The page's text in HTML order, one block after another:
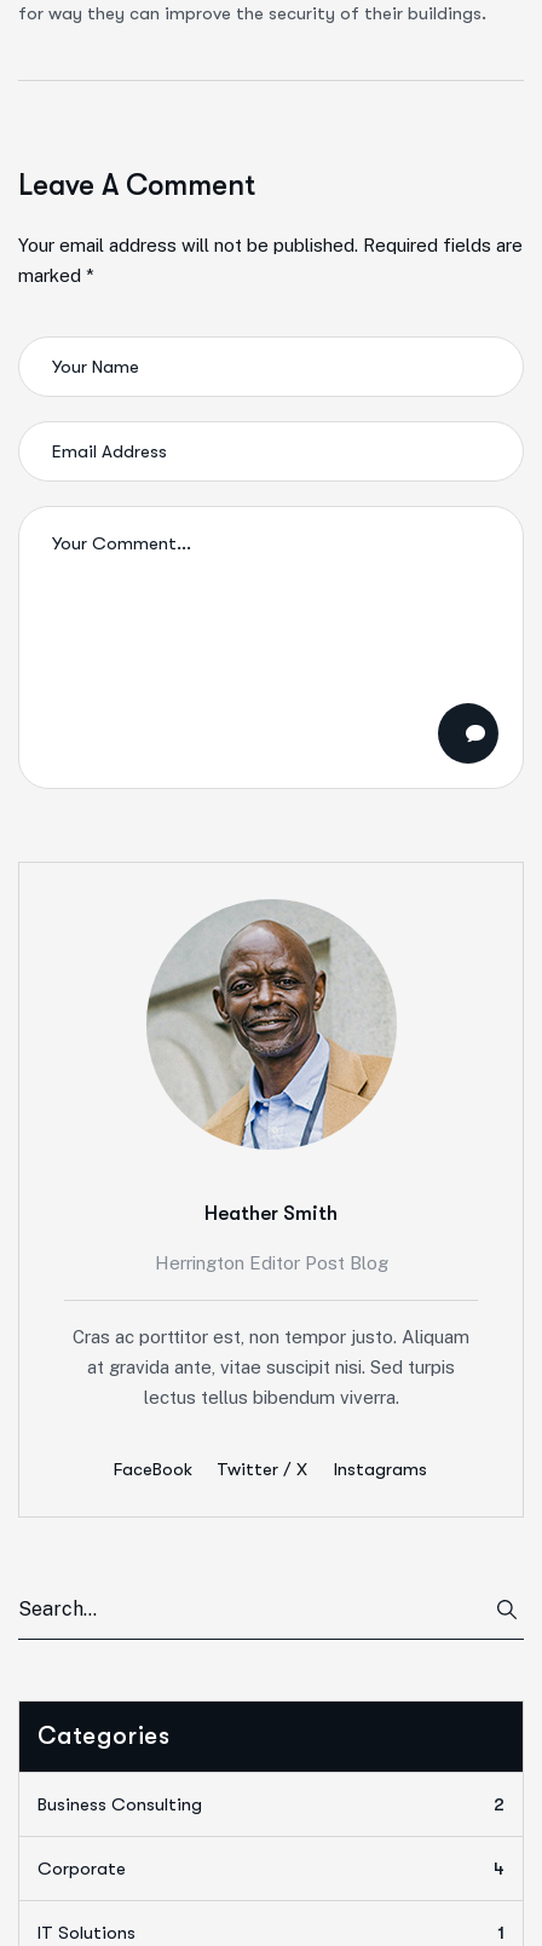
for way they can improve the security of their buildings.
Leave A Comment
Your email address will not be published. Required fields are
marked *
Heather Smith
Herrington Editor Post Blog
Cras ac porttitor est, non tempor justo. Aliquam
at gravida ante, vitae suscipit nisi. Sed turpis
lectus tellus bibendum viverra.
FaceBook Twitter / X Instagrams
Categories
Business Consulting 2
Corporate 4
IT Solutions 1